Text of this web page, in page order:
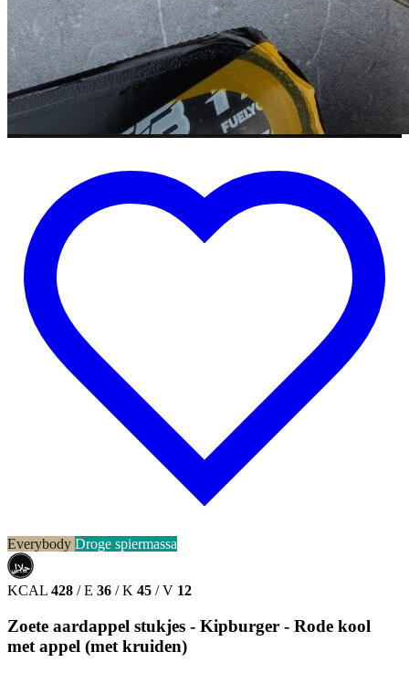
Everybody Droge spiermassa
حلال
HALAL
KCAL 428 / E 36 / K 45 / V 12
Zoete aardappel stukjes - Kipburger - Rode kool
met appel (met kruiden)